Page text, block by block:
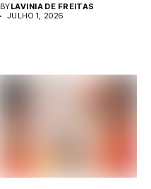
BYLAVINIA DE FREITAS
JULHO 1, 2026